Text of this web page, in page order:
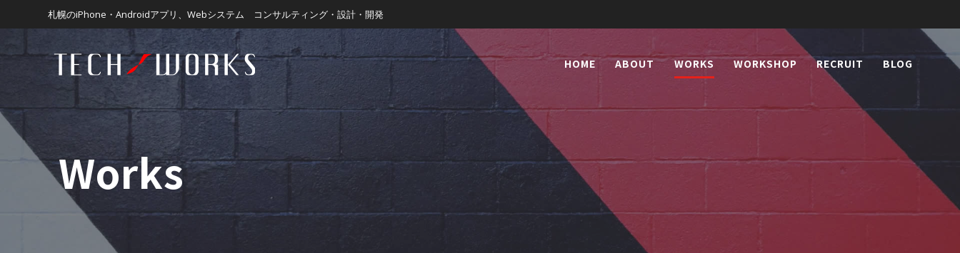
to
札幌のiPhone・Androidアプリ、Webシステム コンサルティング・設計・開発
HOME ABOUT WORKS WORKSHOP RECRUIT BLOG
Works